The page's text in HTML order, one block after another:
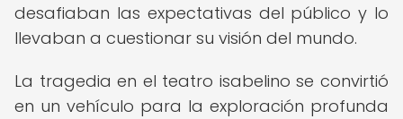
desafiaban las expectativas del público y lo
llevaban a cuestionar su visión del mundo.
La tragedia en el teatro isabelino se convirtió
en un vehículo para la exploración profunda